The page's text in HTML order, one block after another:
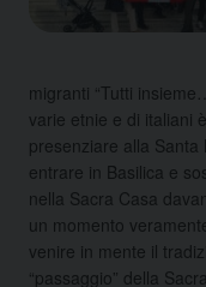
migranti “Tutti
varie etnie e di italiani
presenziare alla
entrare in Basilica e
nella Sacra Casa
un momento
venire in mente il
“passaggio” della